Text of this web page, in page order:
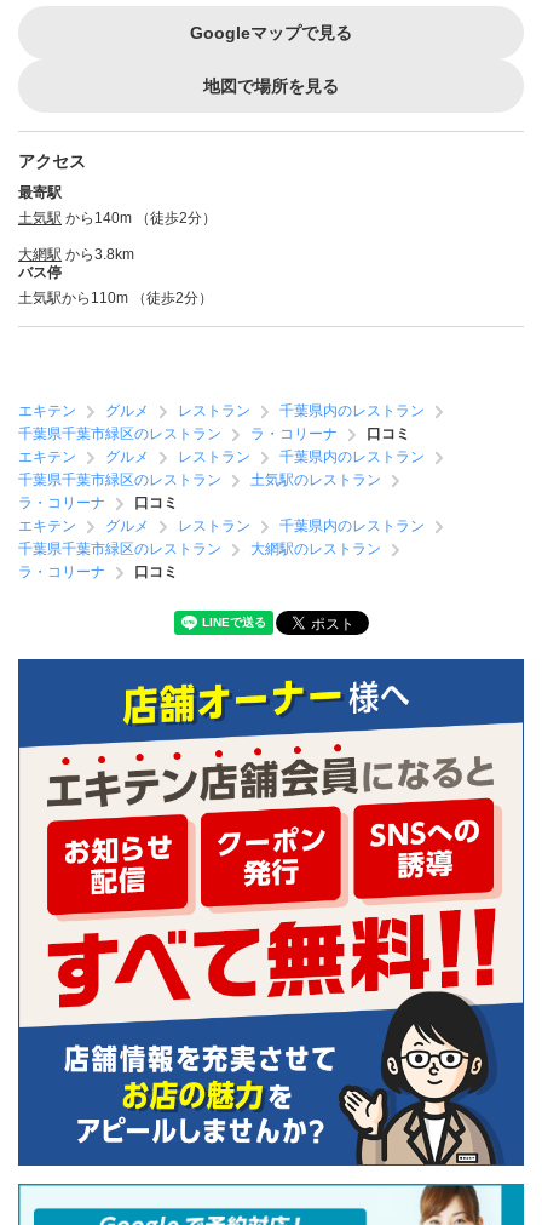
Googleマップで見る
地図で場所を見る
アクセス
最寄駅
土気駅 から140m （徒歩2分）
大網駅 から3.8km
バス停
土気駅から110m （徒歩2分）
エキテン グルメ レストラン
千葉県内のレストラン
千葉県千葉市緑区のレストラン
ラ・コリーナ
口コミ
エキテン
グルメ レストラン
千葉県内のレストラン
千葉県千葉市緑区のレストラン
土気駅のレストラン
ラ・コリーナ
口コミ
エキテン
グルメ レストラン
千葉県内のレストラン
千葉県千葉市緑区のレストラン
大網駅のレストラン
ラ・コリーナ
口コミ